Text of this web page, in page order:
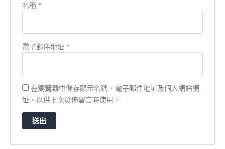
名稱 *
電子郵件地址 *
在瀏覽器中儲存顯示名稱、電子郵件地址及個人網站網
址，以供下次發佈留言時使用。